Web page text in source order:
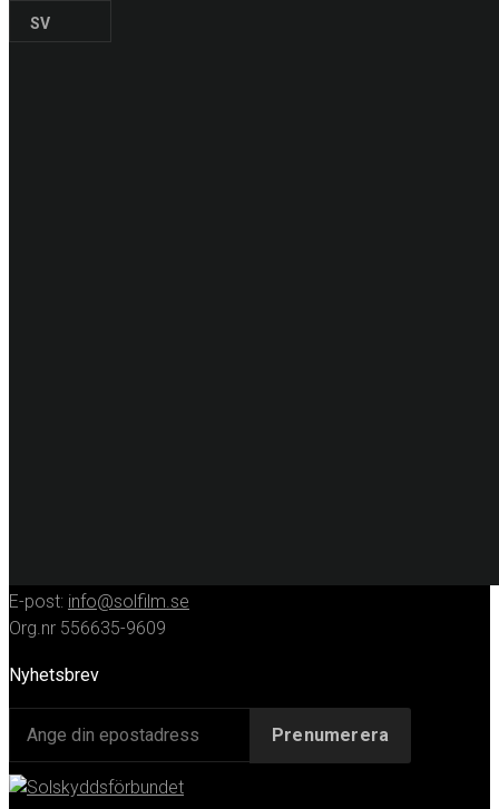
SV
Helsingborg
Jönköping
E-post: info@solfilm.se
Org.nr 556635-9609
Nyhetsbrev